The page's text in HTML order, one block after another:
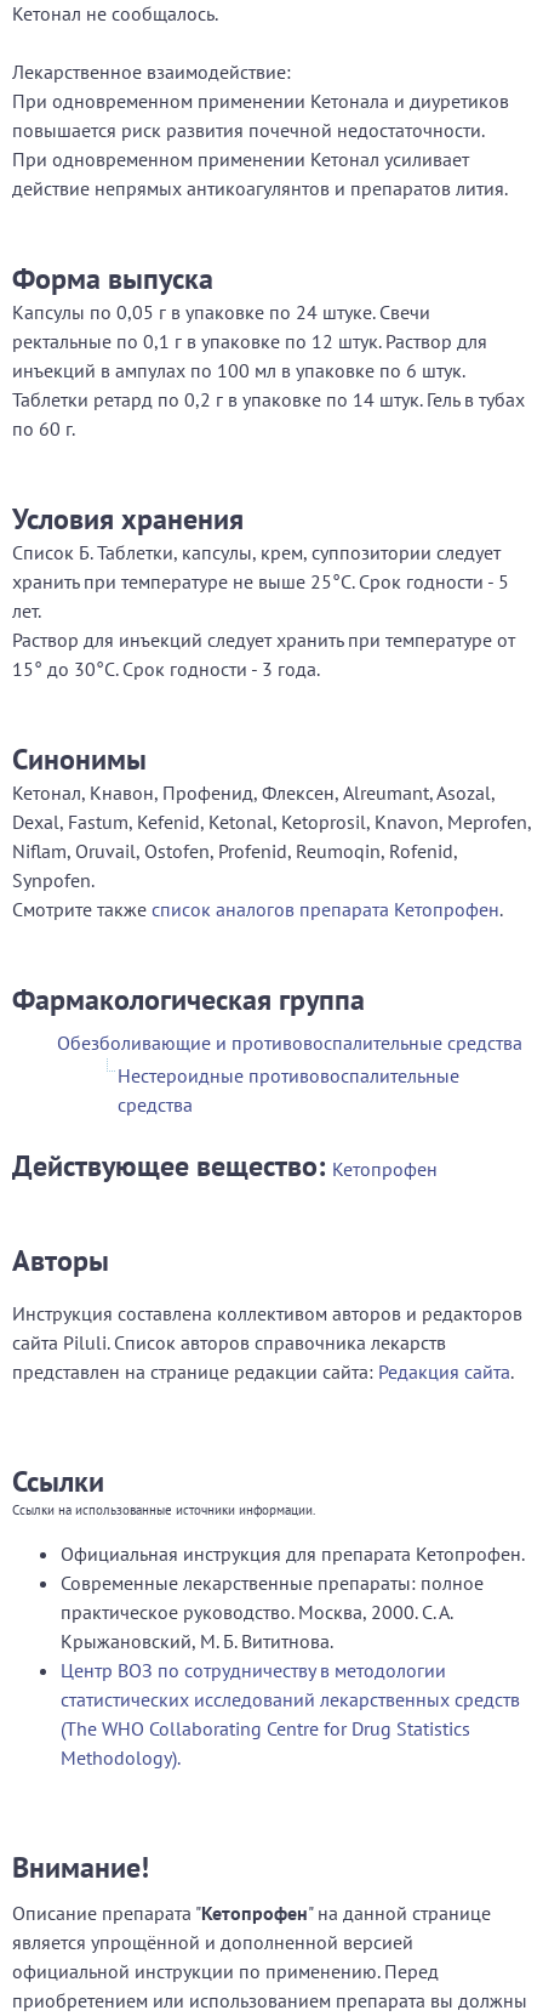
Кетонал не сообщалось.
Лекарственное взаимодействие:
При одновременном применении Кетонала и диуретиков
повышается риск развития почечной недостаточности.
При одновременном применении Кетонал усиливает
действие непрямых антикоагулянтов и препаратов лития.
Форма выпуска
Капсулы по 0,05 г в упаковке по 24 штуке. Свечи
ректальные по 0,1 г в упаковке по 12 штук. Раствор для
инъекций в ампулах по 100 мл в упаковке по 6 штук.
Таблетки ретард по 0,2 г в упаковке по 14 штук. Гель в тубах
по 60 г.
Условия хранения
Список Б. Таблетки, капсулы, крем, суппозитории следует
хранить при температуре не выше 25°С. Срок годности - 5
лет.
Раствор для инъекций следует хранить при температуре от
15° до 30°С. Срок годности - 3 года.
Синонимы
Кетонал, Кнавон, Профенид, Флексен, Alreumant, Asozal,
Dexal, Fastum, Kefenid, Ketonal, Ketoprosil, Knavon, Meprofen,
Niflam, Oruvail, Ostofen, Profenid, Reumoqin, Rofenid,
Synpofen.
Смотрите также список аналогов препарата Кетопрофен.
Фармакологическая группа
Обезболивающие и противовоспалительные средства
Нестероидные противовоспалительные
средства
Действующее вещество: Кетопрофен
Авторы
Инструкция составлена коллективом авторов и редакторов
сайта Piluli. Список авторов справочника лекарств
представлен на странице редакции сайта: Редакция сайта.
Ссылки
Ссылки на использованные источники информации.
Официальная инструкция для препарата Кетопрофен.
Современные лекарственные препараты: полное
практическое руководство. Москва, 2000. С. А.
Крыжановский, М. Б. Вититнова.
Центр ВОЗ по сотрудничеству в методологии
статистических исследований лекарственных средств
(The WHO Collaborating Centre for Drug Statistics
Methodology).
Внимание!
Описание препарата "Кетопрофен" на данной странице
является упрощённой и дополненной версией
официальной инструкции по применению. Перед
приобретением или использованием препарата вы должны